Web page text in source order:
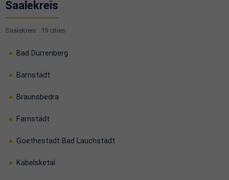
Saalekreis
Saalekreis · 19 cities
Bad Dürrenberg
Barnstädt
Braunsbedra
Farnstädt
Goethestadt Bad Lauchstädt
Kabelsketal